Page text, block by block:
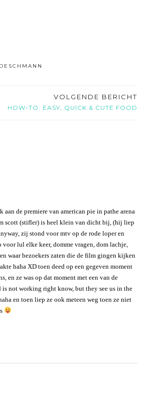
VOLGENDE BERICHT
HOW-TO: EASY, QUICK & CUTE FOOD
de premiere van american pie in pathe arena
scott (stifler) is heel klein van dicht bij, (hij liep
zij stond voor mtv op de rode loper en
lul elke keer, domme vragen, dom lachje,
waar bezoekers zaten die de film gingen kijken
haha XD toen deed op een gegeven moment
en ze was op dat moment met een van de
not working right know, but they see us in the
en toen liep ze ook meteen weg toen ze niet